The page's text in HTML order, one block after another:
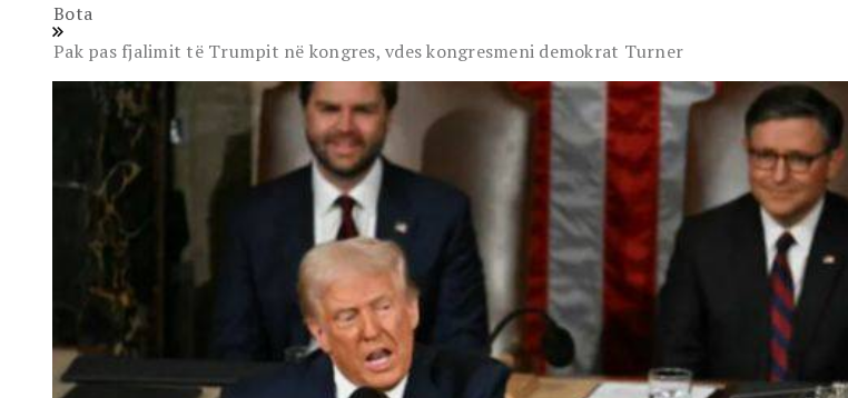
Bota
Pak pas fjalimit të Trumpit në kongres, vdes kongresmeni demokrat Turner